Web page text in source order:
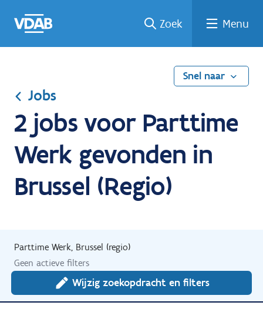
naar
een
een
job
naar
Zoek Menu
Snel naar
Jobs
2 jobs voor Parttime
Werk gevonden in
Brussel (Regio)
Parttime Werk, Brussel (regio)
Geen actieve filters
Wijzig zoekopdracht en filters